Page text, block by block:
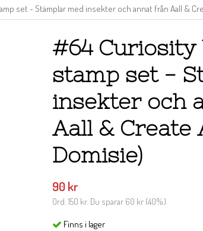
set - Stämplar med insekter och annat från Aall &
#64 Curiosity
stamp set -
insekter och
Aall & Create
Domisie)
90 kr
Ord. 150 kr. Du sparar 60 kr (40%)
Finns i lager